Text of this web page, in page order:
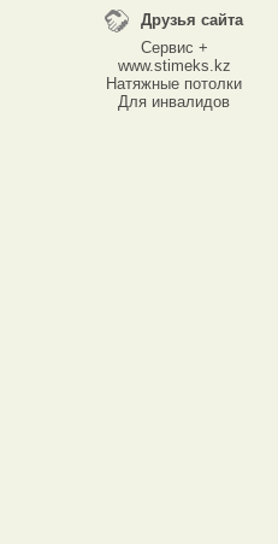
Друзья сайта
Сервис +
www.stimeks.kz
Натяжные потолки
Для инвалидов